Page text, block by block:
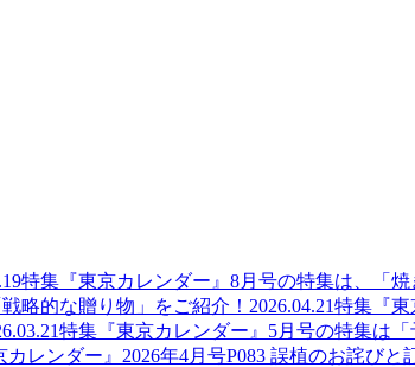
特集 『東京カレンダー』8月号の特集は、「
略的な贈り物」をご紹介！ 2026.04.21特集 『
特集 『東京カレンダー』5月号の特集は
カレンダー』2026年4月号P083 誤植のお詫びと